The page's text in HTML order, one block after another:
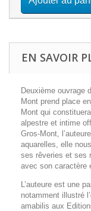
EN SAVOIR
Deuxième ouvrage
Mont prend place
Mont qui
alpestre et intime
Gros-Mont,
aquarelles, elle
ses rêveries et ses
avec son caractère
L’auteure est une
notamment illustré
amabilis aux